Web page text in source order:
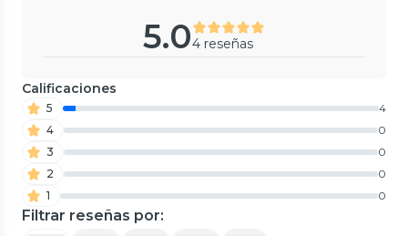
5.04 reseñas
Calificaciones
5
4
4
0
3
0
2
0
1
0
Filtrar reseñas por: